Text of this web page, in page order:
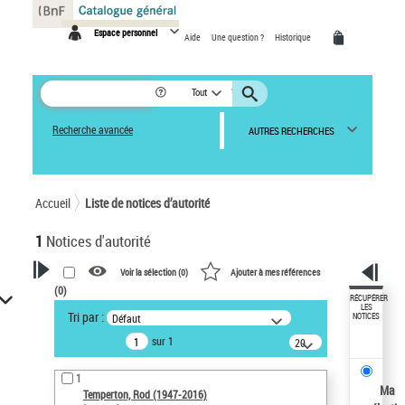
Espace personnel Aide Une question ? Historique
Tout
Recherche avancée AUTRES RECHERCHES
Accueil Liste de notices d’autorité
1 Notices d'autorité
VOTRE RECHERCHE
Recherche avancée dans les
notices d’autorité
Œuvres liées à l'auteur :
Temperton, Rod (1947-2016)
Voir la sélection (0) Ajouter à mes références
(0)
Tri par : Défaut
sur 1
20
résultats/page
1
Temperton, Rod (1947-2016)
RÉCUPÉRER
LES
NOTICES
Ma
Panneau de gestion des cookies